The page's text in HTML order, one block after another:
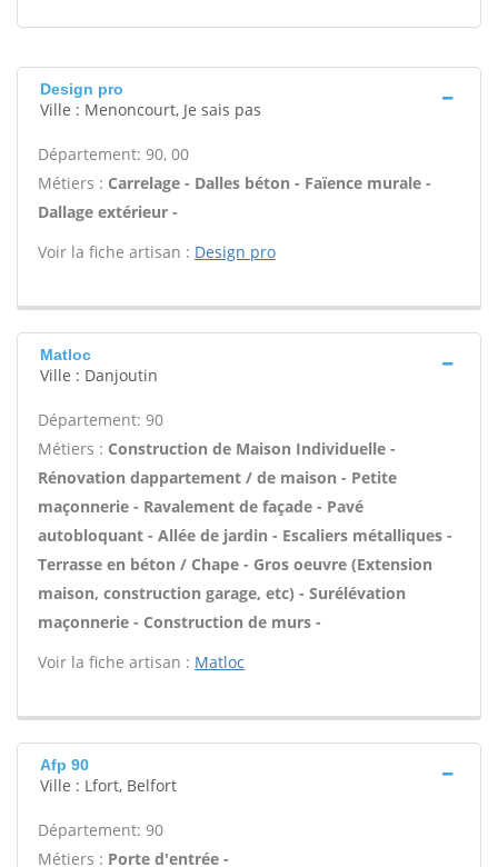
Design pro
Ville : Menoncourt, Je sais pas
Département: 90, 00
Métiers : Carrelage - Dalles béton - Faïence murale -
Dallage extérieur -
Voir la fiche artisan : Design pro
Matloc
Ville : Danjoutin
Département: 90
Métiers : Construction de Maison Individuelle -
Rénovation dappartement / de maison - Petite
maçonnerie - Ravalement de façade - Pavé
autobloquant - Allée de jardin - Escaliers métalliques -
Terrasse en béton / Chape - Gros oeuvre (Extension
maison, construction garage, etc) - Surélévation
maçonnerie - Construction de murs -
Voir la fiche artisan : Matloc
Afp 90
Ville : Lfort, Belfort
Département: 90
Métiers : Porte d'entrée -